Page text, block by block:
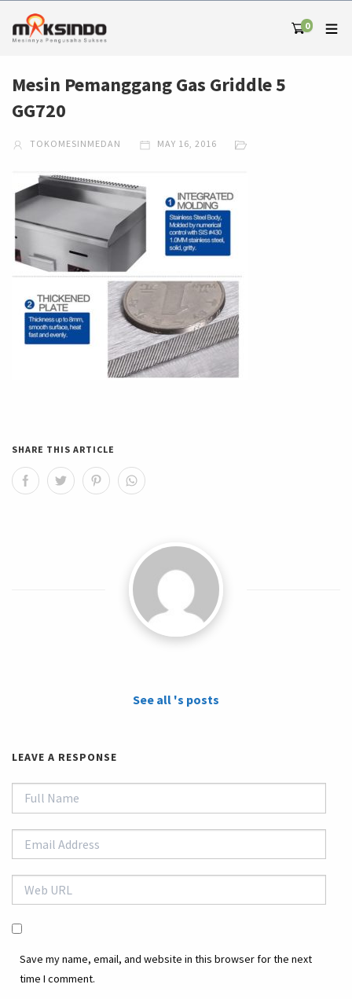
0
Mesin Pemanggang Gas Griddle 5
GG720
TOKOMESINMEDAN MAY 16, 2016
SHARE THIS ARTICLE
See all 's posts
LEAVE A RESPONSE
Save my name, email, and website in this browser for the next
time I comment.